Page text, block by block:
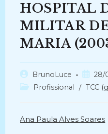
HOSPITAL
MILITAR
MARIA
Autor
do
BrunoLuce
Post28/
Categoria
Profissional / TCC
Ana Paula Alves Soares